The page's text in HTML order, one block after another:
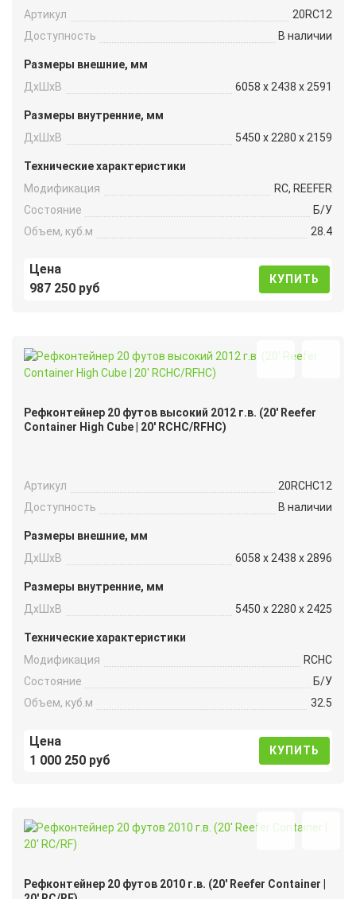
Артикул
20RC12
Доступность
В наличии
Размеры внешние, мм
ДxШxВ
6058 x 2438 x 2591
Размеры внутренние, мм
ДxШxВ
5450 x 2280 x 2159
Технические характеристики
Модификация
RC, REEFER
Состояние
Б/У
Объем, куб.м
28.4
Цена
987 250 руб
КУПИТЬ
Рефконтейнер 20 футов высокий 2012 г.в. (20′ Reefer
Container High Cube | 20′ RCHC/RFHC)
Артикул
20RCHC12
Доступность
В наличии
Размеры внешние, мм
ДxШxВ
6058 x 2438 x 2896
Размеры внутренние, мм
ДxШxВ
5450 x 2280 x 2425
Технические характеристики
Модификация
RCHC
Состояние
Б/У
Объем, куб.м
32.5
Цена
1 000 250 руб
КУПИТЬ
Рефконтейнер 20 футов 2010 г.в. (20′ Reefer Container |